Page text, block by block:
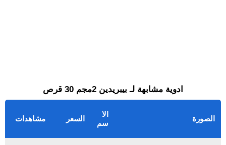
ادوية مشابهة لـ بيبريدين 2مجم 30 قرص
الصورة
الا
سم
السعر مشاهدات